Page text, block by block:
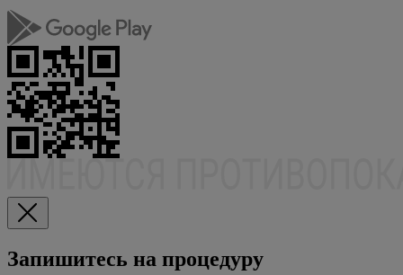
Запишитесь на процедуру